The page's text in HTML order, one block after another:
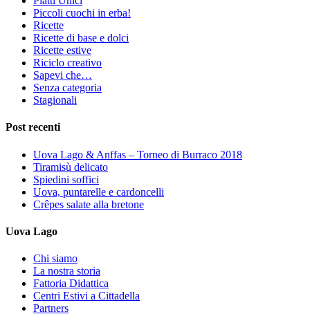
Piccoli cuochi in erba!
Ricette
Ricette di base e dolci
Ricette estive
Riciclo creativo
Sapevi che…
Senza categoria
Stagionali
Post recenti
Uova Lago & Anffas – Torneo di Burraco 2018
Tiramisù delicato
Spiedini soffici
Uova, puntarelle e cardoncelli
Crêpes salate alla bretone
Uova Lago
Chi siamo
La nostra storia
Fattoria Didattica
Centri Estivi a Cittadella
Partners